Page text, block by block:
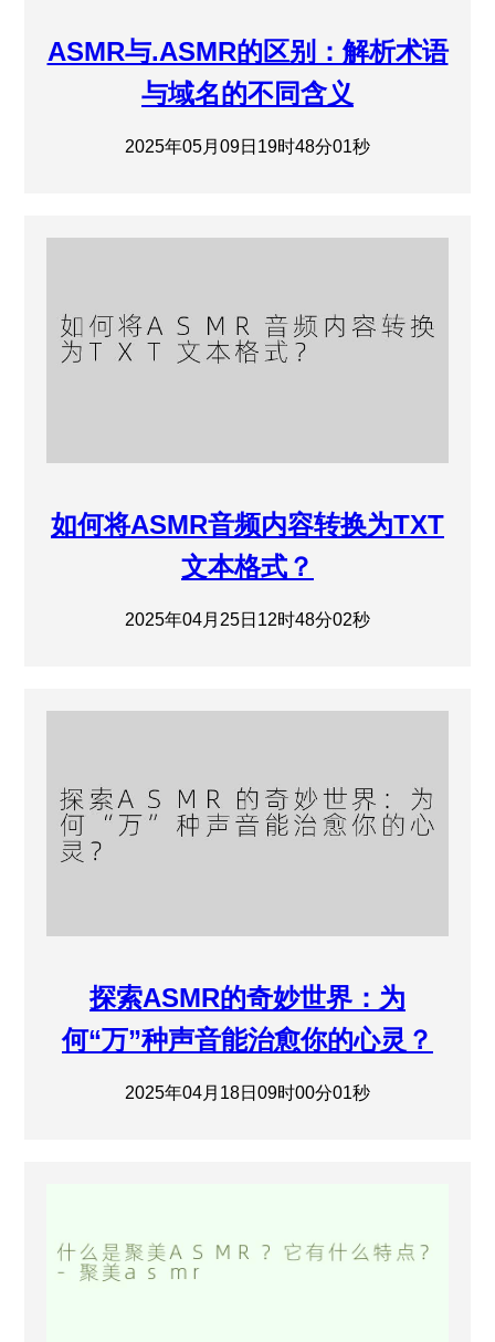
ASMR与.ASMR的区别：解析术语
与域名的不同含义
2025年05月09日19时48分01秒
如何将ASMR音频内容转换为TXT
文本格式？
2025年04月25日12时48分02秒
探索ASMR的奇妙世界：为
何“万”种声音能治愈你的心灵？
2025年04月18日09时00分01秒